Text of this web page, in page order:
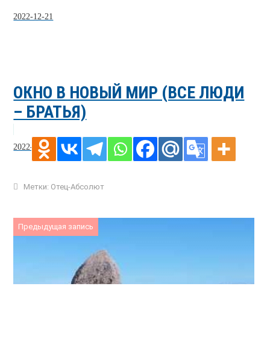
2022-12-21
ОКНО В НОВЫЙ МИР (ВСЕ ЛЮДИ
– БРАТЬЯ)
2022-10-29
Метки: Отец-Абсолют
Предыдущая запись